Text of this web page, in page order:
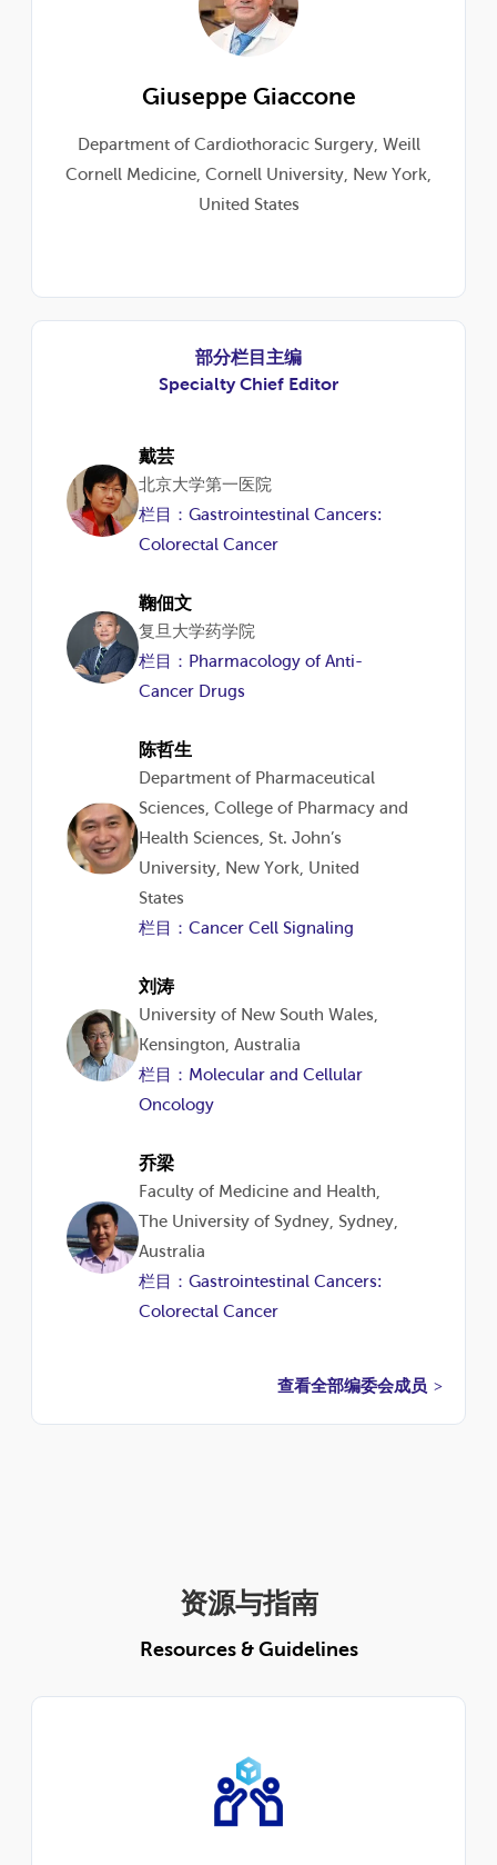
Giuseppe Giaccone
Department of Cardiothoracic Surgery, Weill
Cornell Medicine, Cornell University, New York,
United States
部分栏目主编
Specialty Chief Editor
戴芸
北京大学第一医院
栏目：Gastrointestinal Cancers:
Colorectal Cancer
鞠佃文
复旦大学药学院
栏目：Pharmacology of Anti-
Cancer Drugs
陈哲生
Department of Pharmaceutical
Sciences, College of Pharmacy and
Health Sciences, St. John’s
University, New York, United
States
栏目：Cancer Cell Signaling
刘涛
University of New South Wales,
Kensington, Australia
栏目：Molecular and Cellular
Oncology
乔梁
Faculty of Medicine and Health,
The University of Sydney, Sydney,
Australia
栏目：Gastrointestinal Cancers:
Colorectal Cancer
查看全部编委会成员
资源与指南
Resources & Guidelines